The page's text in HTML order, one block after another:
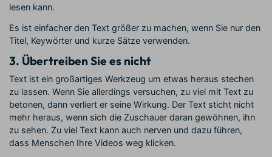
lesen kann.
Es ist einfacher den Text größer zu machen, wenn Sie nur den
Titel, Keywörter und kurze Sätze verwenden.
3. Übertreiben Sie es nicht
Text ist ein großartiges Werkzeug um etwas heraus stechen
zu lassen. Wenn Sie allerdings versuchen, zu viel mit Text zu
betonen, dann verliert er seine Wirkung. Der Text sticht nicht
mehr heraus, wenn sich die Zuschauer daran gewöhnen, ihn
zu sehen. Zu viel Text kann auch nerven und dazu führen,
dass Menschen Ihre Videos weg klicken.